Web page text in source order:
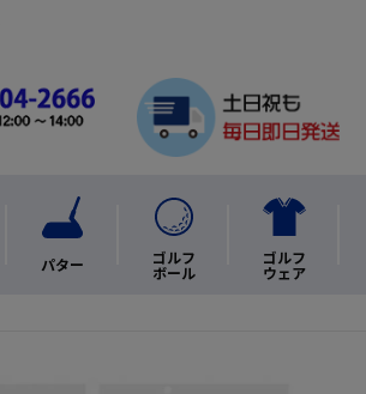
パター ゴルフ
ボール
ゴルフ
ウェア